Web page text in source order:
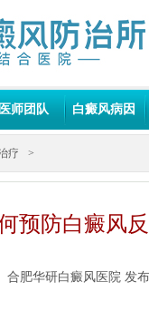
医师团队 白癜风病因
疗 >
预防白癜风
合肥华研白癜风医院 发